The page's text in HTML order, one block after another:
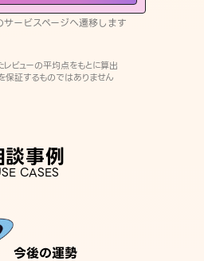
ービスページへ遷移します
ビューの平均点をもとに算出
証するものではありません
談事例
CASES
今後の運勢